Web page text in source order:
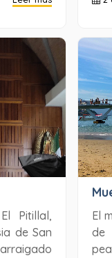
Pitillal,
de San
El
de